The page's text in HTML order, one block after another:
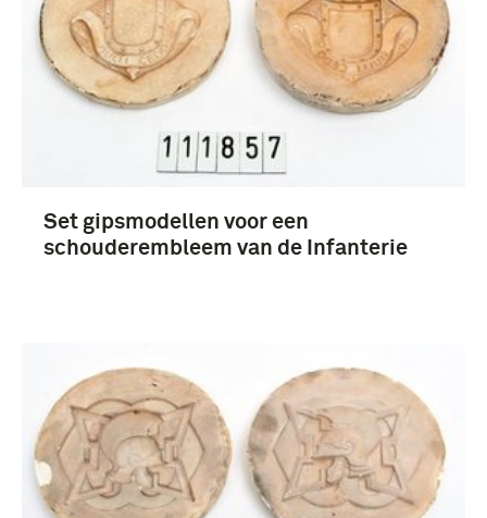
Nederland (25)
Nederlands-Indië (11)
Set gipsmodellen voor een
schouderembleem van de Infanterie